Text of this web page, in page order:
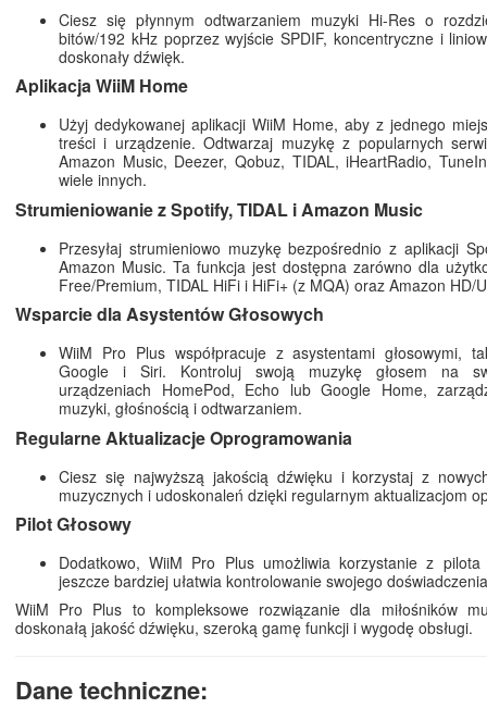
Ciesz się płynnym odtwarzaniem muzyki Hi-Res o
bitów/192 kHz poprzez wyjście SPDIF, koncentryczne i
doskonały dźwięk.
Aplikacja WiiM Home
Użyj dedykowanej aplikacji WiiM Home, aby z jednego
treści i urządzenie. Odtwarzaj muzykę z popularnych
Amazon Music, Deezer, Qobuz, TIDAL, iHeartRadio,
wiele innych.
Strumieniowanie z Spotify, TIDAL i Amazon Music
Przesyłaj strumieniowo muzykę bezpośrednio z aplikacji
Amazon Music. Ta funkcja jest dostępna zarówno dla
Free/Premium, TIDAL HiFi i HiFi+ (z MQA) oraz Amazon HD/
Wsparcie dla Asystentów Głosowych
WiiM Pro Plus współpracuje z asystentami głosowymi,
Google i Siri. Kontroluj swoją muzykę głosem na
urządzeniach HomePod, Echo lub Google Home,
muzyki, głośnością i odtwarzaniem.
Regularne Aktualizacje Oprogramowania
Ciesz się najwyższą jakością dźwięku i korzystaj z
muzycznych i udoskonaleń dzięki regularnym aktualizacjom
Pilot Głosowy
Dodatkowo, WiiM Pro Plus umożliwia korzystanie z pilota
jeszcze bardziej ułatwia kontrolowanie swojego
WiiM Pro Plus to kompleksowe rozwiązanie dla miłośników
doskonałą jakość dźwięku, szeroką gamę funkcji i wygodę obsługi.
Dane techniczne: